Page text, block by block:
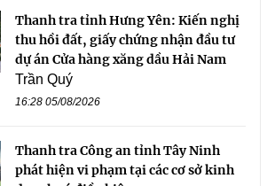
Thanh tra tỉnh Hưng Yên: Kiến nghị
thu hồi đất, giấy chứng nhận đầu tư
dự án Cửa hàng xăng dầu Hải Nam
Trần Quý
16:28 05/08/2026
Thanh tra Công an tỉnh Tây Ninh
phát hiện vi phạm tại các cơ sở kinh